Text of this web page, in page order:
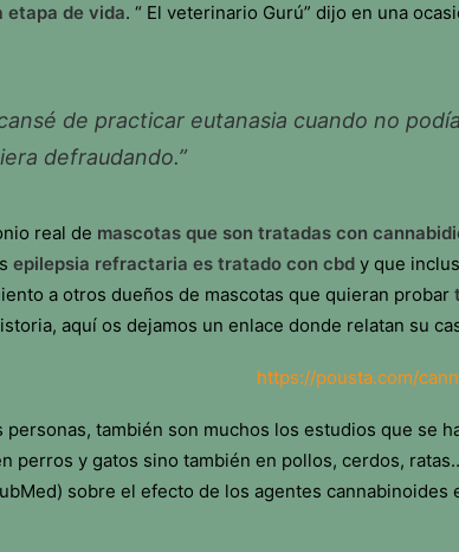
etapa de vida. “ El veterinario Gurú” dijo en una
de practicar eutanasia cuando no
defraudando.”
real de mascotas que son tratadas con
epilepsia refractaria es tratado con cbd y que
a otros dueños de mascotas que quieran probar
aquí os dejamos un enlace donde relatan su
https://pousta.com/
personas, también son muchos los estudios que se
perros y gatos sino también en pollos, cerdos,
sobre el efecto de los agentes